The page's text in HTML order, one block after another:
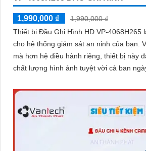
1,990,000 ₫
1,990,000 ₫
Thiết bị Đầu Ghi Hình HD VP-4068H265
cho hệ thống giám sát an ninh của bạn. Với hiệu suất mượt
mà hơn hệ điều hành riêng, thiết bị này
chất lượng hình ảnh tuyệt vời cả ban